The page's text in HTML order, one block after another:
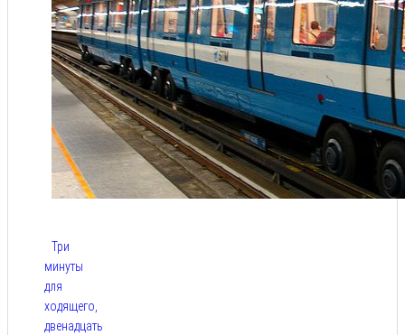
Три
минуты
для
ходящего,
двенадцать